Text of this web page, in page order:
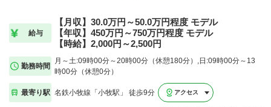
給与
【月収】30.0万円～50.0万円程度 モデル
【年収】450万円～750万円程度 モデル
【時給】2,000円～2,500円
勤務時間
月～土:09時00分～20時00分（休憩180分）,日:09時00分～13
時00分（休憩0分）
最寄り駅 名鉄小牧線「小牧駅」 徒歩9分 アクセス